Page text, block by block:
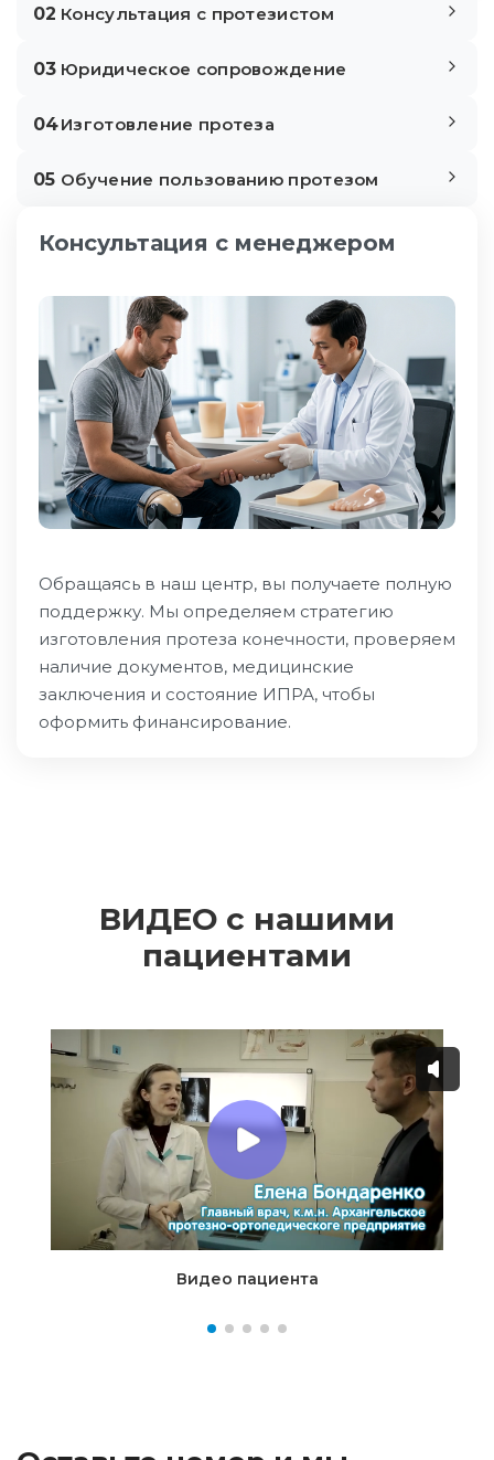
02 Консультация с протезистом
03 Юридическое сопровождение
04Изготовление протеза
05 Обучение пользованию протезом
Консультация с менеджером
Обращаясь в наш центр, вы получаете полную
поддержку. Мы определяем стратегию
изготовления протеза конечности, проверяем
наличие документов, медицинские
заключения и состояние ИПРА, чтобы
оформить финансирование.
ВИДЕО с нашими
пациентами
Видео пациента